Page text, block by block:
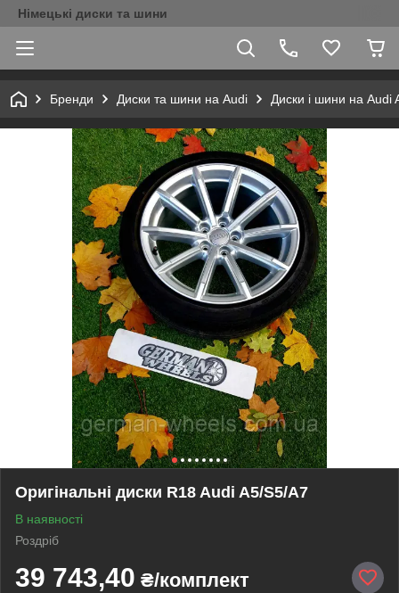
Німецькі диски та шини
Бренди Диски та шини на Audi Диски і шини на Audi
Оригінальні диски R18 Audi A5/S5/A7
В наявності
Роздріб
39 743,40 ₴/комплект